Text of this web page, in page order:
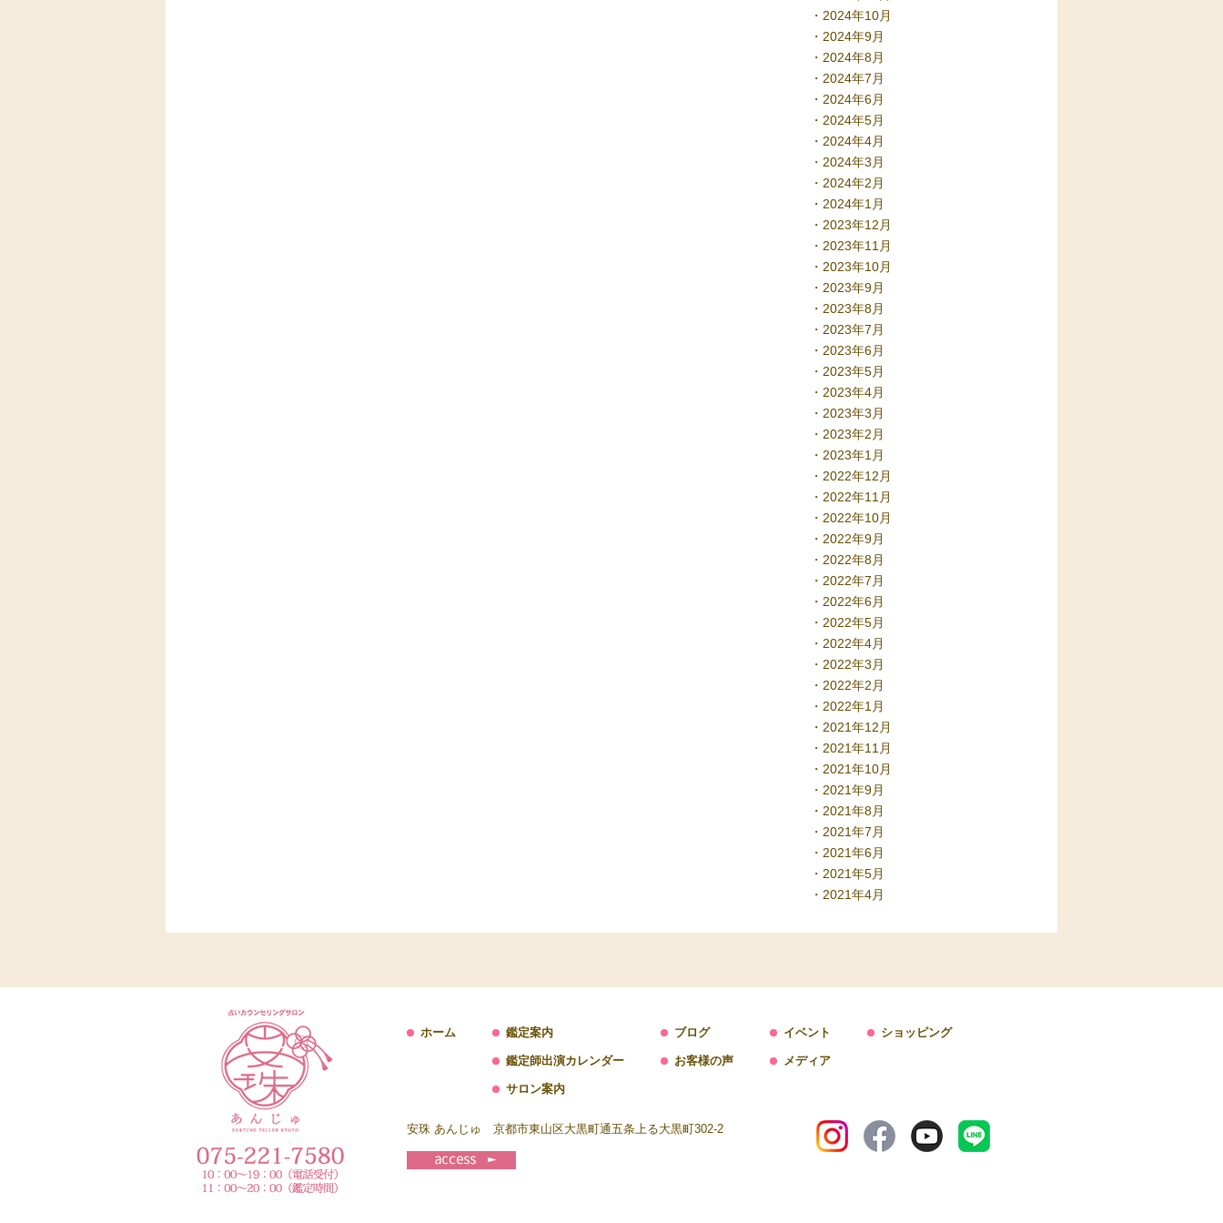
2024年10月
2024年9月
2024年8月
2024年7月
2024年6月
2024年5月
2024年4月
2024年3月
2024年2月
2024年1月
2023年12月
2023年11月
2023年10月
2023年9月
2023年8月
2023年7月
2023年6月
2023年5月
2023年4月
2023年3月
2023年2月
2023年1月
2022年12月
2022年11月
2022年10月
2022年9月
2022年8月
2022年7月
2022年6月
2022年5月
2022年4月
2022年3月
2022年2月
2022年1月
2021年12月
2021年11月
2021年10月
2021年9月
2021年8月
2021年7月
2021年6月
2021年5月
2021年4月
ホーム 鑑定案内
鑑定師出演カレンダー
サロン案内
ブログ
お客様の声
イベント
メディア
ショッピング
安珠 あんじゅ 京都市東山区大黒町通五条上る大黒町302-2